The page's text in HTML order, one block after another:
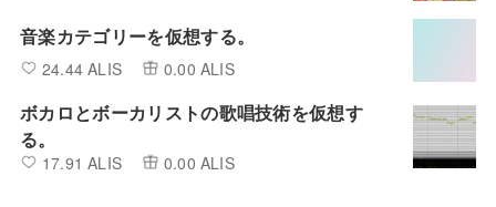
音楽カテゴリーを仮想する。
24.44 ALIS 0.00 ALIS
ボカロとボーカリストの歌唱技術を仮想す
る。
17.91 ALIS 0.00 ALIS